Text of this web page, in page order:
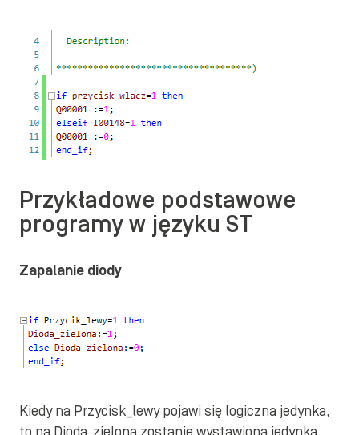
Przykładowe podstawowe
programy w języku ST
Zapalanie diody
Kiedy na Przycisk_lewy pojawi się logiczna jedynka,